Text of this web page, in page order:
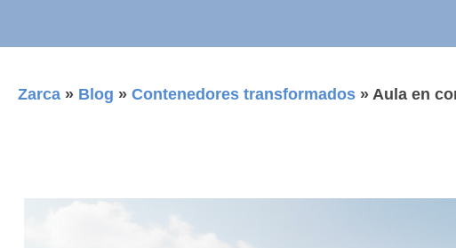
Zarca » Blog » Contenedores transformados » Aula en